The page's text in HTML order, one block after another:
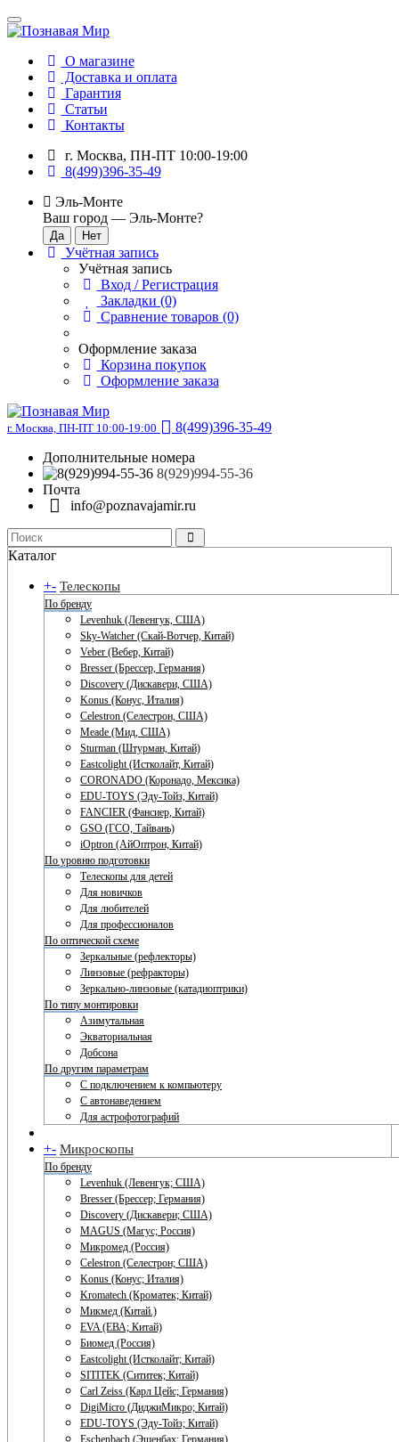
О магазине
Доставка и оплата
Гарантия
Статьи
Контакты
г. Москва, ПН-ПТ 10:00-19:00
8(499)396-35-49
Эль-Монте
Ваш город — Эль-Монте?
Учётная запись
Учётная запись
Вход / Регистрация
Закладки (0)
Сравнение товаров (0)
Оформление заказа
Корзина покупок
Оформление заказа
г. Москва, ПН-ПТ 10:00-19:00
8(499)396-35-49
Дополнительные номера
8(929)994-55-36
Почта
info@poznavajamir.ru
Каталог
+- Телескопы
По бренду
Levenhuk (Левенгук, США)
Sky-Watcher (Скай-Вотчер, Китай)
Veber (Вебер, Китай)
Bresser (Брессер, Германия)
Discovery (Дискавери, США)
Konus (Конус, Италия)
Celestron (Селестрон, США)
Meade (Мид, США)
Sturman (Штурман, Китай)
Eastcolight (Истколайт, Китай)
CORONADO (Коронадо, Мексика)
EDU-TOYS (Эду-Тойз, Китай)
FANCIER (Фансиер, Китай)
GSO (ГСО, Тайвань)
iOptron (АйОптрон, Китай)
По уровню подготовки
Телескопы для детей
Для новичков
Для любителей
Для профессионалов
По оптической схеме
Зеркальные (рефлекторы)
Линзовые (рефракторы)
Зеркально-линзовые (катадиоптрики)
По типу монтировки
Азимутальная
Экваториальная
Добсона
По другим параметрам
С подключением к компьютеру
С автонаведением
Для астрофотографий
+- Микроскопы
По бренду
Levenhuk (Левенгук; США)
Bresser (Брессер; Германия)
Discovery (Дискавери; США)
MAGUS (Магус; Россия)
Микромед (Россия)
Celestron (Селестрон; США)
Konus (Конус; Италия)
Kromatech (Кроматек; Китай)
Микмед (Китай.)
EVA (ЕВА; Китай)
Биомед (Россия)
Eastcolight (Истколайт; Китай)
SITITEK (Сититек; Китай)
Carl Zeiss (Карл Цейс; Германия)
DigiMicro (ДиджиМикро; Китай)
EDU-TOYS (Эду-Тойз; Китай)
Eschenbach (Эшенбах; Германия)